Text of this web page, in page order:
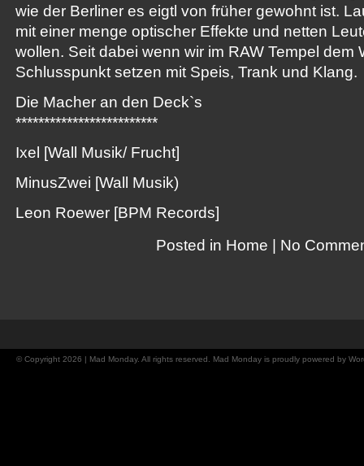
wie der Berliner es eigtl von früher gewohnt ist.
mit einer menge optischer Effekte und netten
wollen. Seit dabei wenn wir im RAW Tempel dem
Schlusspunkt setzen mit Speis, Trank und Klang.
Die Macher an den Deck`s
*************************
Ixel [Wall Musik/ Frucht]
MinusZwei [Wall Musik)
Leon Roewer [BPM Records]
Posted in Home No
© Copyright 2026 | Mad Monday. All rights reserved. Mad Monday is proudly powered by